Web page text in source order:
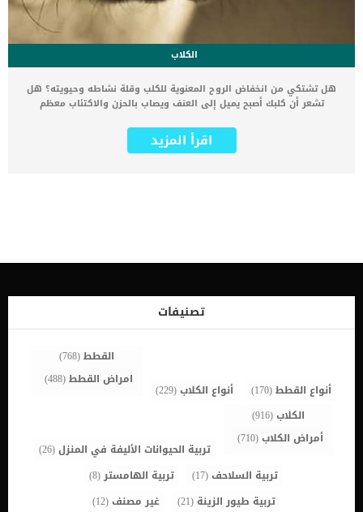
الكلاب
هل تشتكي من انخفاض الروح المعنوية للكلب وقلة نشاطه وحيويته؟ هل
تشعر أن كلبك أصبح يميل إلى العنف ويصاب بالحزن والاكتئاب معظم
انخفاض روحه المعنوية، وذلك من خلال ما تقوم به من سلوكيات سلبية
تجاهه. لعلك تتسائل الآن كيف لي أن أتسبب في ذلك! إذن دعنا نقدم لك
الروح المعنوية لديهم بشكل ملحوظ. إذا تبول كلبك في المنزل أو قام بأي
والسلام لأنه لا ذنب له في ذلك. حيث أن الصراخ يقوم بتعزيز صفة العنف
في الكلاب ويجعلها مرتبكة وخائفًا معظم الوقت. يقوم بعض الأشخاص
أيضًا بفرك أنف الكلب في النفايات […]
اقرأ المزيد
تصنيفات
أنواع القطط(170) أنواع الكلاب(229)
القطط(768)
امراض القطط(488)
الكلاب(916)
أمراض الكلاب(710)
تربية الحيوانات الأليفة في المنزل(26)
تربية السلاحف(17) تربية الهامستر(8)
تربية طيور الزينة (21) غير مصنف(12)